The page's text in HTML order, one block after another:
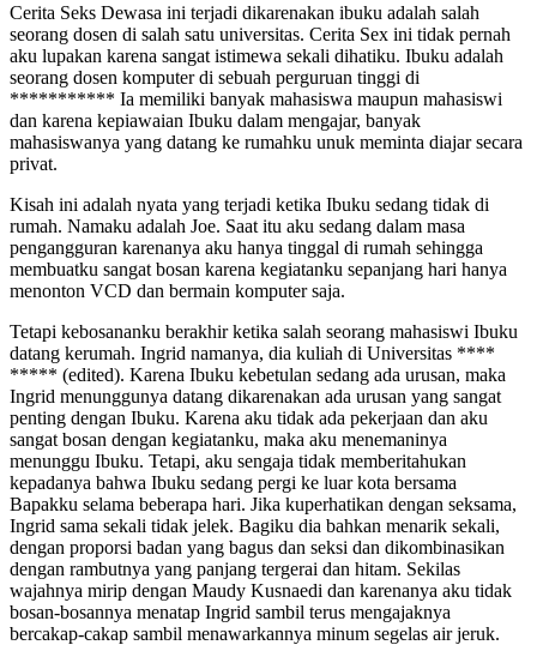
Cerita Seks Dewasa ini terjadi dikarenakan ibuku adalah salah
seorang dosen di salah satu universitas. Cerita Sex ini tidak pernah
aku lupakan karena sangat istimewa sekali dihatiku. Ibuku adalah
seorang dosen komputer di sebuah perguruan tinggi di
*********** Ia memiliki banyak mahasiswa maupun mahasiswi
dan karena kepiawaian Ibuku dalam mengajar, banyak
mahasiswanya yang datang ke rumahku unuk meminta diajar secara
privat.
Kisah ini adalah nyata yang terjadi ketika Ibuku sedang tidak di
rumah. Namaku adalah Joe. Saat itu aku sedang dalam masa
pengangguran karenanya aku hanya tinggal di rumah sehingga
membuatku sangat bosan karena kegiatanku sepanjang hari hanya
menonton VCD dan bermain komputer saja.
Tetapi kebosananku berakhir ketika salah seorang mahasiswi Ibuku
datang kerumah. Ingrid namanya, dia kuliah di Universitas ****
***** (edited). Karena Ibuku kebetulan sedang ada urusan, maka
Ingrid menunggunya datang dikarenakan ada urusan yang sangat
penting dengan Ibuku. Karena aku tidak ada pekerjaan dan aku
sangat bosan dengan kegiatanku, maka aku menemaninya
menunggu Ibuku. Tetapi, aku sengaja tidak memberitahukan
kepadanya bahwa Ibuku sedang pergi ke luar kota bersama
Bapakku selama beberapa hari. Jika kuperhatikan dengan seksama,
Ingrid sama sekali tidak jelek. Bagiku dia bahkan menarik sekali,
dengan proporsi badan yang bagus dan seksi dan dikombinasikan
dengan rambutnya yang panjang tergerai dan hitam. Sekilas
wajahnya mirip dengan Maudy Kusnaedi dan karenanya aku tidak
bosan-bosannya menatap Ingrid sambil terus mengajaknya
bercakap-cakap sambil menawarkannya minum segelas air jeruk.